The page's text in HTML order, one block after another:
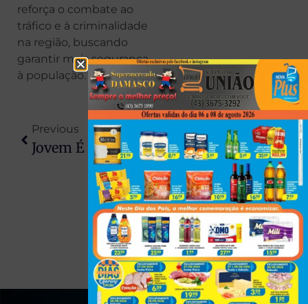
reforça o combate ao
tráfico e à criminalidade
na região, buscando
garantir mais segurança
à população.
Previous
Jovem É Resgatado Com Vida Após Passar Três Dias Preso Em Caminhonete Capotada No MT
Next
Fiscalização Do IAT Aplica R$ 44 Milhões Em Multas Por Irregularidades Ambientais Em Cidades Das Regiões Norte E Noroeste Do Paraná